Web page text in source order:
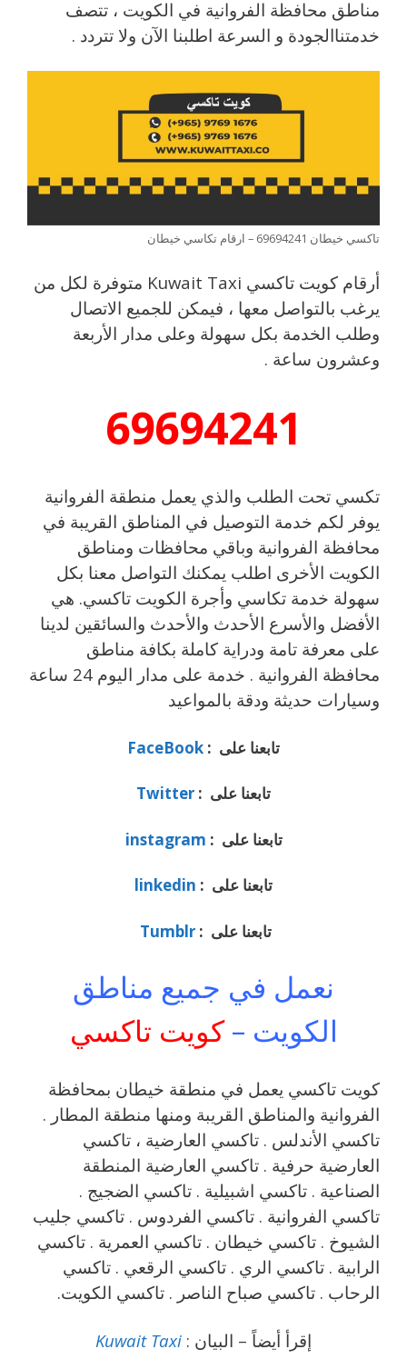
مناطق محافظة الفروانية في الكويت ، تتصف
خدمتناالجودة و السرعة اطلبنا الآن ولا تتردد .
تاكسي خيطان 69694241 – ارقام تكاسي خيطان
أرقام كويت تاكسي Kuwait Taxi متوفرة لكل من
يرغب بالتواصل معها ، فيمكن للجميع الاتصال
وطلب الخدمة بكل سهولة وعلى مدار الأربعة
وعشرون ساعة .
69694241
تكسي تحت الطلب والذي يعمل منطقة الفروانية
يوفر لكم خدمة التوصيل في المناطق القريبة في
محافظة الفروانية وباقي محافظات ومناطق
الكويت الأخرى اطلب يمكنك التواصل معنا بكل
سهولة خدمة تكاسي وأجرة الكويت تاكسي. هي
الأفضل والأسرع الأحدث والأحدث والسائقين لدينا
على معرفة تامة ودراية كاملة بكافة مناطق
محافظة الفروانية . خدمة على مدار اليوم 24 ساعة
وسيارات حديثة ودقة بالمواعيد
تابعنا على : FaceBook
تابعنا على : Twitter
تابعنا على : instagram
تابعنا على : linkedin
تابعنا على :Tumblr
نعمل في جميع مناطق
الكويت –كويت تاكسي
كويت تاكسي يعمل في منطقة خيطان بمحافظة
الفروانية والمناطق القريبة ‎ومنها منطقة المطار .
تاكسي الأندلس . تاكسي العارضية ، تاكسي
العارضية حرفية . تاكسي العارضية المنطقة
الصناعية . تاكسي اشبيلية . تاكسي الضجيج .
تاكسي الفروانية . تاكسي الفردوس . تاكسي جليب
الشيوخ . تاكسي خيطان . تاكسي العمرية . تاكسي
الرابية . تاكسي الري . تاكسي الرقعي . تاكسي
الرحاب . تاكسي صباح الناصر . تاكسي الكويت.
إقرأ أيضاً – البيان : Kuwait Taxi